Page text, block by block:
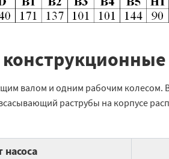
валом и одним рабочим колесом.
раструбы на корпусе
насоса